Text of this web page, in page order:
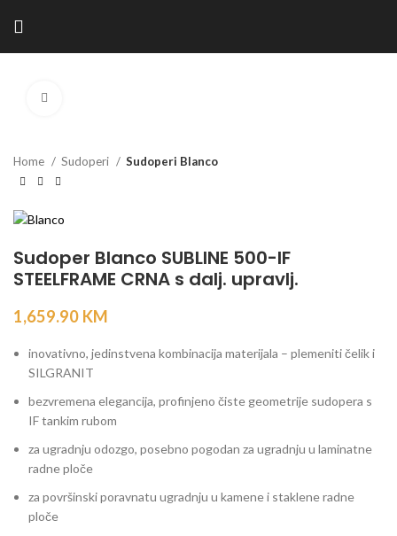
Home Sudoperi Sudoperi Blanco
Sudoper Blanco SUBLINE 500-IF
STEELFRAME CRNA s dalj. upravlj.
1,659.90 KM
inovativno, jedinstvena kombinacija materijala – plemeniti čelik i
SILGRANIT
bezvremena elegancija, profinjeno čiste geometrije sudopera s
IF tankim rubom
za ugradnju odozgo, posebno pogodan za ugradnju u laminatne
radne ploče
za površinski poravnatu ugradnju u kamene i staklene radne
ploče